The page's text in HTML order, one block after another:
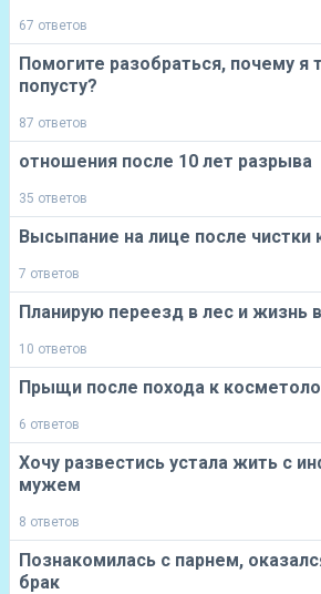
67 ответов
Помогите разобраться, почему я
попусту?
87 ответов
отношения после 10 лет разрыва
35 ответов
Высыпание на лице после чистки
7 ответов
Планирую переезд в лес и жизнь
10 ответов
Прыщи после похода к
6 ответов
Хочу развестись устала жить с
мужем
8 ответов
Познакомилась с парнем,
брак